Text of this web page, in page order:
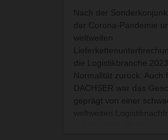
Nach der
der Corona-Pandemie
weltweiten
die Logistikbranche
Normalität zurück. Auch
DACHSER war das
geprägt von einer